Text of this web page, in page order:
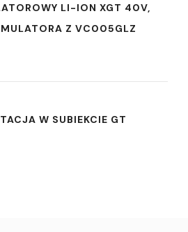
LI-ION XGT 40V,
Z VC005GLZ
W SUBIEKCIE GT